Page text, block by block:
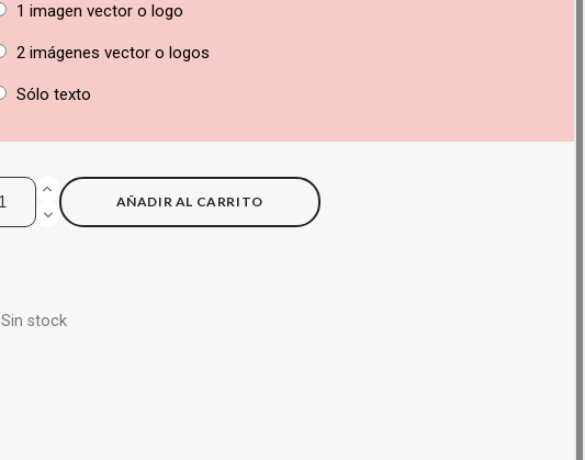
1 imagen vector o logo
2 imágenes vector o logos
Sólo texto
AÑADIR AL CARRITO
Sin stock